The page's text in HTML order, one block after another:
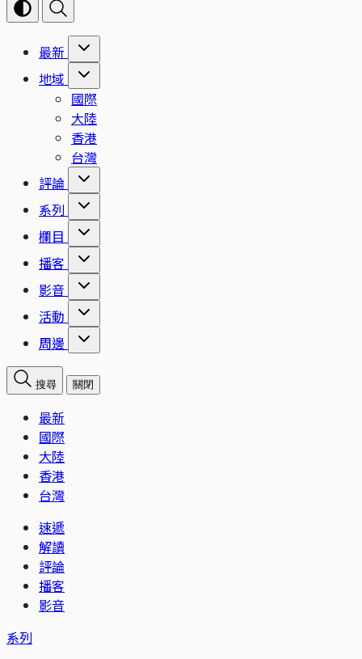
最新
地域
國際
大陸
香港
台灣
評論
系列
欄目
播客
影音
活動
周邊
搜尋 關閉
最新
國際
大陸
香港
台灣
速遞
解讀
評論
播客
影音
系列